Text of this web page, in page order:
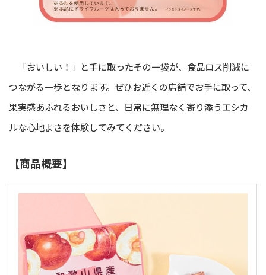
「おいしい！」と手に取ったその一袋が、食品ロス削減に
つながる一歩となります。ぜひお近くの店舗でお手に取って、
果実感あふれるおいしさと、日常に無理なく寄り添うエシカ
ルな心地よさを体験してみてください。
【商品概要】